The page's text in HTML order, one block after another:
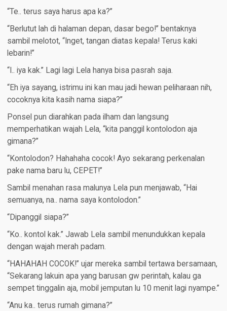
“Te.. terus saya harus apa ka?”
“Berlutut lah di halaman depan, dasar bego!” bentaknya
sambil melotot, “Inget, tangan diatas kepala! Terus kaki
lebarin!”
“I.. iya kak.” Lagi lagi Lela hanya bisa pasrah saja.
“Eh iya sayang, istrimu ini kan mau jadi hewan peliharaan nih,
cocoknya kita kasih nama siapa?”
Ponsel pun diarahkan pada ilham dan langsung
memperhatikan wajah Lela, “kita panggil kontolodon aja
gimana?”
“Kontolodon? Hahahaha cocok! Ayo sekarang perkenalan
pake nama baru lu, CEPET!”
Sambil menahan rasa malunya Lela pun menjawab, “Hai
semuanya, na.. nama saya kontolodon.”
“Dipanggil siapa?”
“Ko.. kontol kak.” Jawab Lela sambil menundukkan kepala
dengan wajah merah padam.
“HAHAHAH COCOK!” ujar mereka sambil tertawa bersamaan,
“Sekarang lakuin apa yang barusan gw perintah, kalau ga
sempet tinggalin aja, mobil jemputan lu 10 menit lagi nyampe.”
“Anu ka.. terus rumah gimana?”